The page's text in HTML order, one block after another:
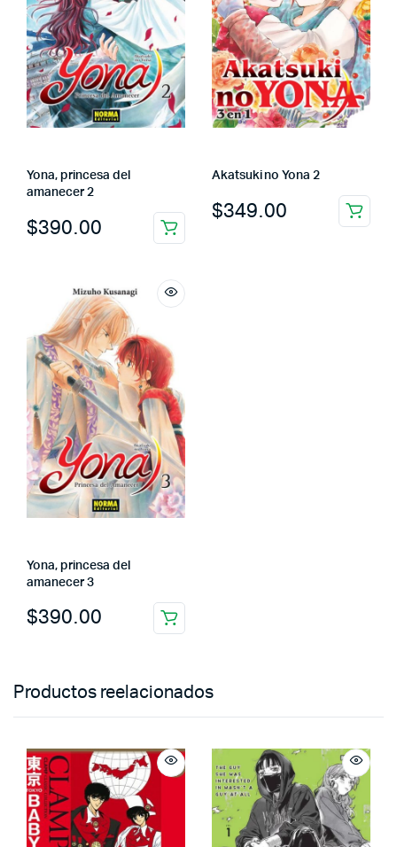
Yona, princesa del
amanecer 2
$390.00
Akatsuki no Yona 2
$349.00
Yona, princesa del
amanecer 3
$390.00
Productos reelacionados